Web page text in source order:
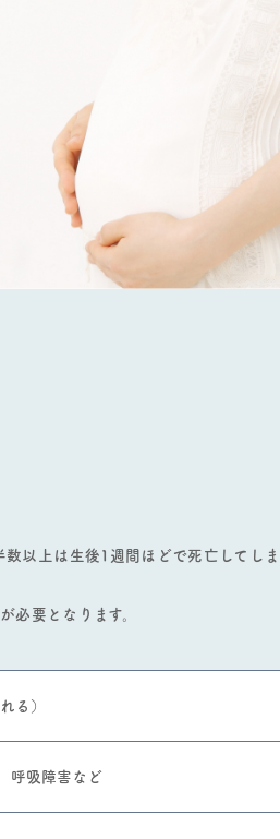
以上は⽣後1週間ほどで死亡してしま
必要となります。
る）
呼吸障害など